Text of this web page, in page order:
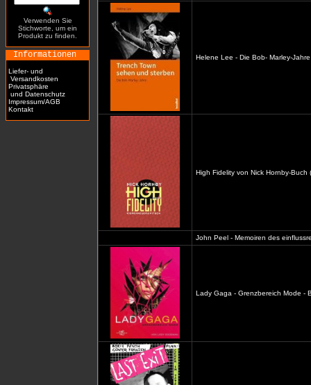
Verwenden Sie
Stichworte, um ein
Produkt zu finden.
Informationen
Liefer- und
Versandkosten
Privatsphäre
und Datenschutz
Impressum/AGB
Kontakt
Helene Lee - Die Bob- Marley-
High Fidelity von Nick Hornby-Buch
John Peel - Memoiren des
Lady Gaga - Grenzbereich Mode -